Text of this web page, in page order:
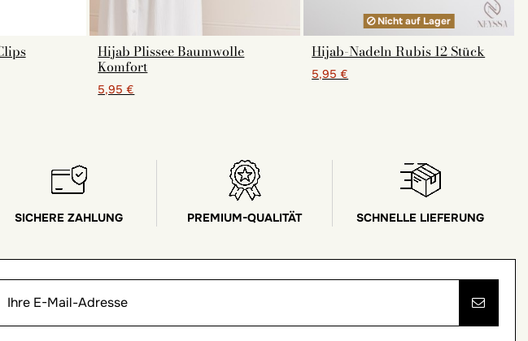
Hijab Plissee Baumwolle
Komfort
5,95 €
Nicht auf Lager
Hijab-Nadeln Rubis 12 Stück
5,95 €
SICHERE ZAHLUNG PREMIUM-QUALITÄT SCHNELLE LIEFERUNG